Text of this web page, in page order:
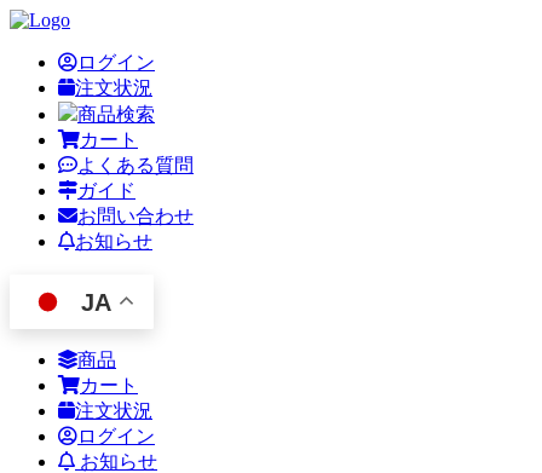
ログイン
注文状況
商品検索
カート
よくある質問
ガイド
お問い合わせ
お知らせ
JA
商品
カート
注文状況
ログイン
お知らせ